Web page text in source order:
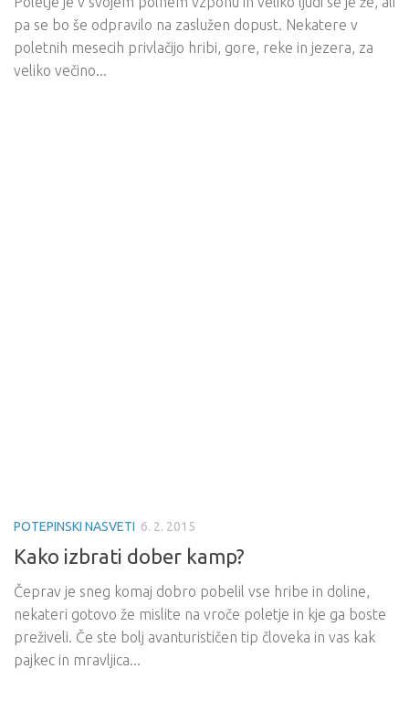
pa se bo še odpravilo na zaslužen dopust. Nekatere v
poletnih mesecih privlačijo hribi, gore, reke in jezera, za
veliko večino...
POTEPINSKI NASVETI 6. 2. 2015
Kako izbrati dober kamp?
Čeprav je sneg komaj dobro pobelil vse hribe in doline,
nekateri gotovo že mislite na vroče poletje in kje ga boste
preživeli. Če ste bolj avanturističen tip človeka in vas kak
pajkec in mravljica...